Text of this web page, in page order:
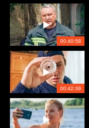
00:40:58
00:42:39